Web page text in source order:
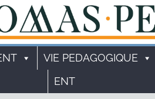
VIE PEDAGOGIQUE
ENT